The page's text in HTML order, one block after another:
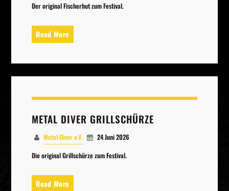
Der original Fischerhut zum Festival.
Read More
METAL DIVER GRILLSCHÜRZE
Metal Diver e.V.
24 Juni 2026
Die original Grillschürze zum Festival.
Read More